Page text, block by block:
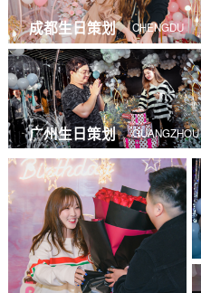
成都生日策划 CHENGDU
广州生日策划 GUANGZHOU